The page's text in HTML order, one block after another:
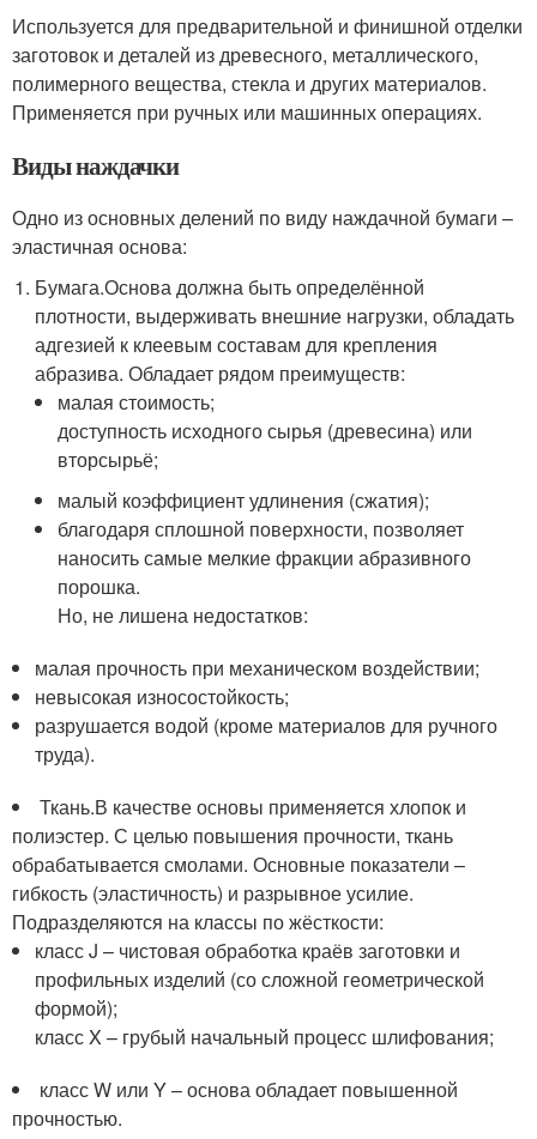
Используется для предварительной и финишной отделки
заготовок и деталей из древесного, металлического,
полимерного вещества, стекла и других материалов.
Применяется при ручных или машинных операциях.
Виды наждачки
Одно из основных делений по виду наждачной бумаги –
эластичная основа:
Бумага.Основа должна быть определённой
плотности, выдерживать внешние нагрузки, обладать
адгезией к клеевым составам для крепления
абразива. Обладает рядом преимуществ:
малая стоимость;
доступность исходного сырья (древесина) или
вторсырьё;
малый коэффициент удлинения (сжатия);
благодаря сплошной поверхности, позволяет
наносить самые мелкие фракции абразивного
порошка.
Но, не лишена недостатков:
малая прочность при механическом воздействии;
невысокая износостойкость;
разрушается водой (кроме материалов для ручного
труда).
Ткань.В качестве основы применяется хлопок и
полиэстер. С целью повышения прочности, ткань
обрабатывается смолами. Основные показатели –
гибкость (эластичность) и разрывное усилие.
Подразделяются на классы по жёсткости:
класс J – чистовая обработка краёв заготовки и
профильных изделий (со сложной геометрической
формой);
класс X – грубый начальный процесс шлифования;
класс W или Y – основа обладает повышенной
прочностью.